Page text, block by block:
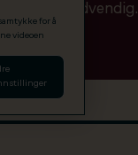
nødvendig.
for å
videoen